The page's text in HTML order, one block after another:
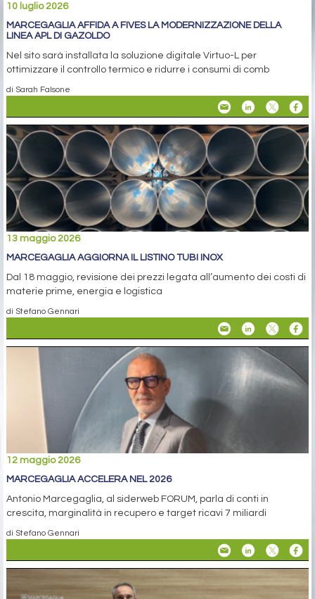
10 luglio 2026
MARCEGAGLIA AFFIDA A FIVES LA MODERNIZZAZIONE DELLA
LINEA APL DI GAZOLDO
Nel sito sarà installata la soluzione digitale Virtuo-L per
ottimizzare il controllo termico e ridurre i consumi di comb
di Sarah Falsone
13 maggio 2026
MARCEGAGLIA AGGIORNA IL LISTINO TUBI INOX
Dal 18 maggio, revisione dei prezzi legata all’aumento dei costi di
materie prime, energia e logistica
di Stefano Gennari
12 maggio 2026
MARCEGAGLIA ACCELERA NEL 2026
Antonio Marcegaglia, al siderweb FORUM, parla di conti in
crescita, marginalità in recupero e target ricavi 7 miliardi
di Stefano Gennari